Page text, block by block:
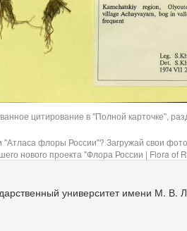
цитирование в "Полной карточке",
"Атласа флоры России"? Загружай свои
нового проекта "Флора России | Flora of
университет имени М. В.